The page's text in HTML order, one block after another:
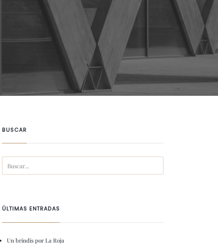
BUSCAR
ÚLTIMAS ENTRADAS
Un brindis por La Roja